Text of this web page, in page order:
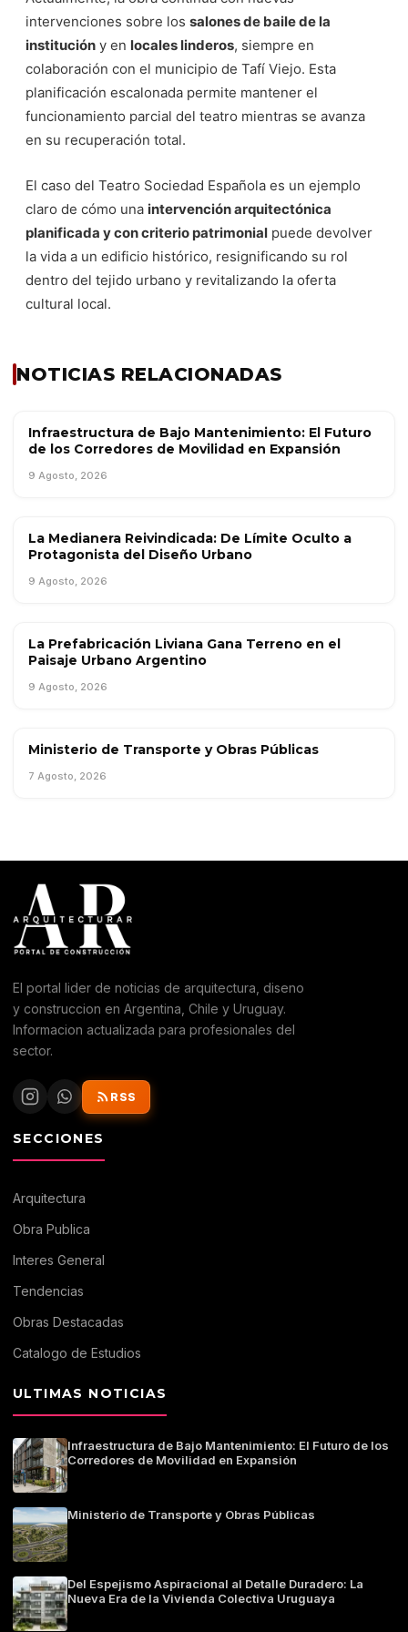
intervenciones sobre los salones de baile de la
institución y en locales linderos, siempre en
colaboración con el municipio de Tafí Viejo. Esta
planificación escalonada permite mantener el
funcionamiento parcial del teatro mientras se avanza
en su recuperación total.
El caso del Teatro Sociedad Española es un ejemplo
claro de cómo una intervención arquitectónica
planificada y con criterio patrimonial puede devolver
la vida a un edificio histórico, resignificando su rol
dentro del tejido urbano y revitalizando la oferta
cultural local.
NOTICIAS RELACIONADAS
OBRA PÚBLICA
Infraestructura de Bajo Mantenimiento: El Futuro
de los Corredores de Movilidad en Expansión
9 Agosto, 2026
TENDENCIAS
La Medianera Reivindicada: De Límite Oculto a
Protagonista del Diseño Urbano
9 Agosto, 2026
TENDENCIAS
La Prefabricación Liviana Gana Terreno en el
Paisaje Urbano Argentino
9 Agosto, 2026
OBRA PÚBLICA
Ministerio de Transporte y Obras Públicas
7 Agosto, 2026
El portal lider de noticias de arquitectura, diseno
y construccion en Argentina, Chile y Uruguay.
Informacion actualizada para profesionales del
sector.
RSS
SECCIONES
Arquitectura
Obra Publica
Interes General
Tendencias
Obras Destacadas
Catalogo de Estudios
ULTIMAS NOTICIAS
Infraestructura de Bajo Mantenimiento: El Futuro de los
Corredores de Movilidad en Expansión
Ministerio de Transporte y Obras Públicas
Del Espejismo Aspiracional al Detalle Duradero: La
Nueva Era de la Vivienda Colectiva Uruguaya